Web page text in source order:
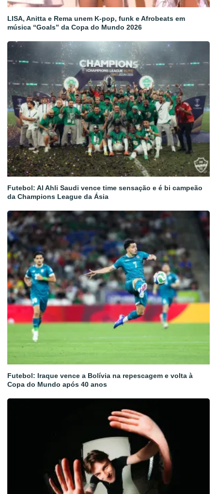
LISA, Anitta e Rema unem K-pop, funk e Afrobeats em
música “Goals” da Copa do Mundo 2026
Futebol: Al Ahli Saudi vence time sensação e é bi campeão
da Champions League da Ásia
Futebol: Iraque vence a Bolívia na repescagem e volta à
Copa do Mundo após 40 anos